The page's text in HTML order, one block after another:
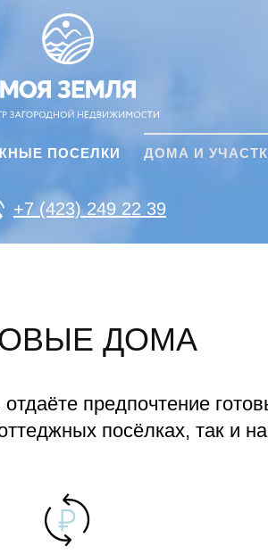
ПОСЕЛКИ ДОМА И
+7 (423) 249 22 39
ДОМА
отдаёте предпочтение
посёлках, так и